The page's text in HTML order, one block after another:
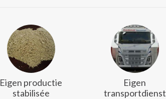
Eigen productie
stabilisée
Eigen
transportdienst